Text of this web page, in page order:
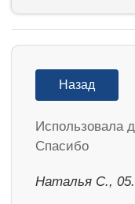
Назад
Использовала
Спасибо
Наталья С.,